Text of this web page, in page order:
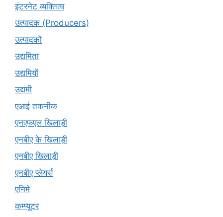
इंटरनेट व्यक्तित्व
उत्पादक (Producers)
उत्पादकों
उद्यमिता
उद्यमियों
उद्यमी
एआई तकनीक
एनएफएल खिलाड़ी
एनबीए के खिलाड़ी
एनबीए खिलाड़ी
एनबीए प्लेयर्स
एनिमे
कम्प्यूटर